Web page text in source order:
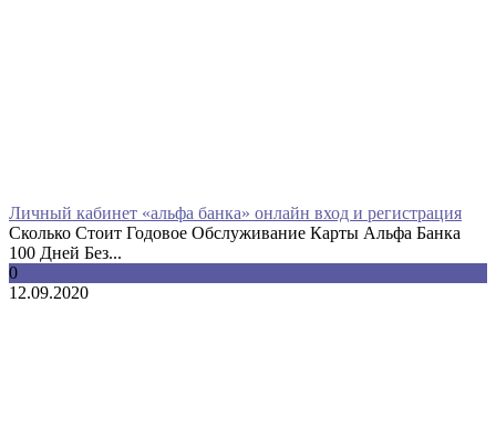
Личный кабинет «альфа банка» онлайн вход и регистрация
Сколько Стоит Годовое Обслуживание Карты Альфа Банка
100 Дней Без...
0
12.09.2020